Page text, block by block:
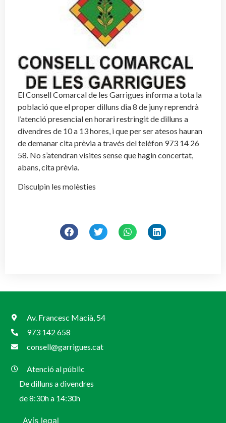
El Consell Comarcal de les Garrigues informa a tota la
població que el proper dilluns dia 8 de juny reprendrà
l’atenció presencial en horari restringit de dilluns a
divendres de 10 a 13 hores, i que per ser atesos hauran
de demanar cita prèvia a través del telèfon 973 14 26
58. No s’atendran visites sense que hagin concertat,
abans, cita prèvia.
Disculpin les molèsties
Av. Francesc Macià, 54
973 142 658
consell@garrigues.cat
Atenció al públic
De dilluns a divendres
de 8:30h a 14:30h
Avís legal